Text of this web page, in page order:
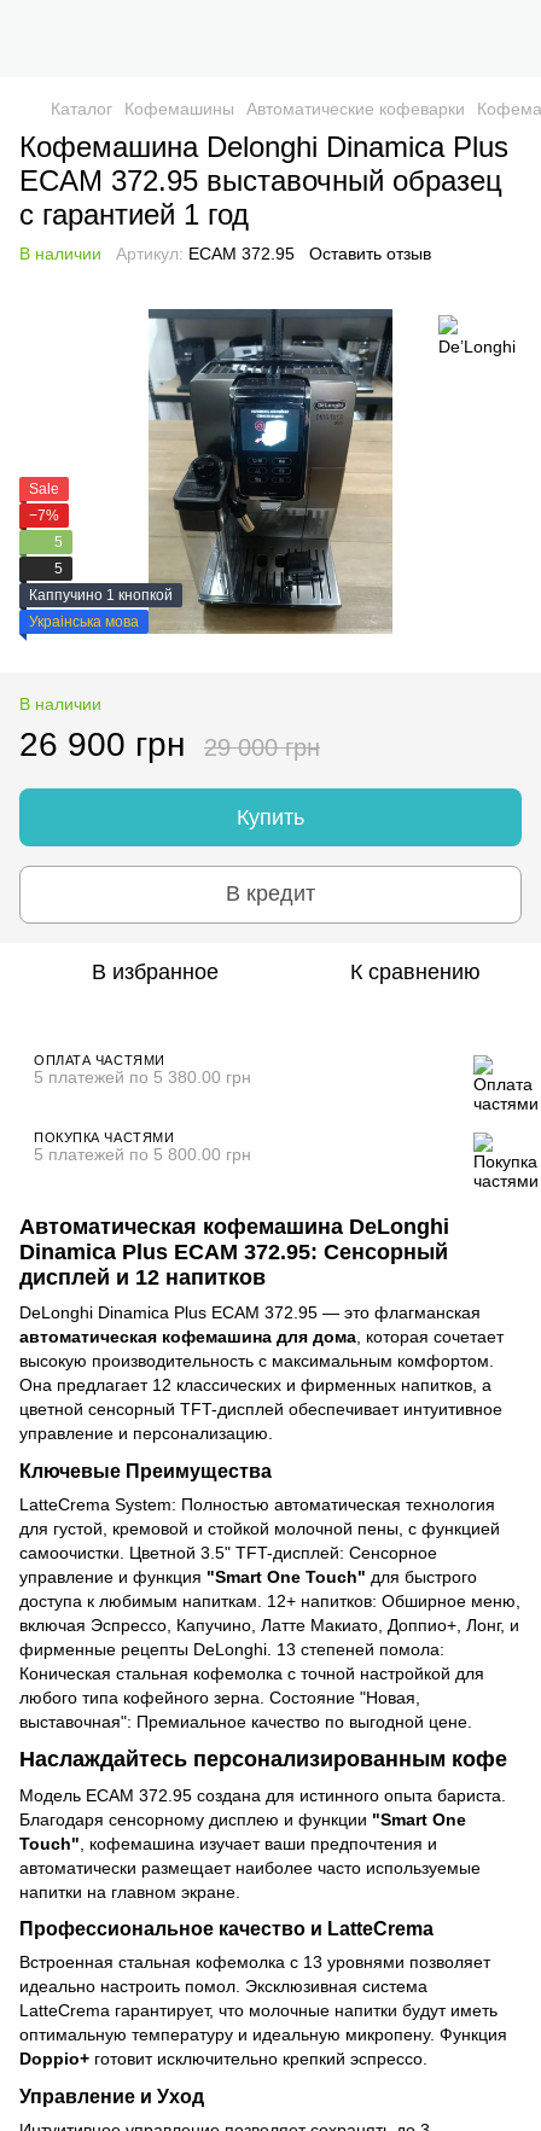
Каталог Кофемашины Автоматические кофеварки
Кофемашина Delonghi Dinamica Plus
ECAM 372.95 выставочный образец
с гарантией 1 год
В наличии Артикул: ECAM 372.95 Оставить отзыв
Sale
−7%
5
5
Каппучино 1 кнопкой
Украінська мова
В наличии
26 900 грн 29 000 грн
Купить
В кредит
В избранное К сравнению
ОПЛАТА ЧАСТЯМИ
5 платежей по 5 380.00 грн
ПОКУПКА ЧАСТЯМИ
5 платежей по 5 800.00 грн
Автоматическая кофемашина DeLonghi
Dinamica Plus ECAM 372.95: Сенсорный
дисплей и 12 напитков
DeLonghi Dinamica Plus ECAM 372.95 — это флагманская
автоматическая кофемашина для дома , которая сочетает
высокую производительность с максимальным комфортом.
Она предлагает 12 классических и фирменных напитков, а
цветной сенсорный TFT-дисплей обеспечивает интуитивное
управление и персонализацию.
Ключевые Преимущества
LatteCrema System: Полностью автоматическая технология
для густой, кремовой и стойкой молочной пены, с функцией
самоочистки. Цветной 3.5" TFT-дисплей: Сенсорное
управление и функция "Smart One Touch" для быстрого
доступа к любимым напиткам. 12+ напитков: Обширное меню,
включая Эспрессо, Капучино, Латте Макиато, Доппио+, Лонг, и
фирменные рецепты DeLonghi. 13 степеней помола:
Коническая стальная кофемолка с точной настройкой для
любого типа кофейного зерна. Состояние "Новая,
выставочная": Премиальное качество по выгодной цене.
Наслаждайтесь персонализированным кофе
Модель ECAM 372.95 создана для истинного опыта бариста.
Благодаря сенсорному дисплею и функции "Smart One
Touch" , кофемашина изучает ваши предпочтения и
автоматически размещает наиболее часто используемые
напитки на главном экране.
Профессиональное качество и LatteCrema
Встроенная стальная кофемолка с 13 уровнями позволяет
идеально настроить помол. Эксклюзивная система
LatteCrema гарантирует, что молочные напитки будут иметь
оптимальную температуру и идеальную микропену. Функция
Doppio+ готовит исключительно крепкий эспрессо.
Управление и Уход